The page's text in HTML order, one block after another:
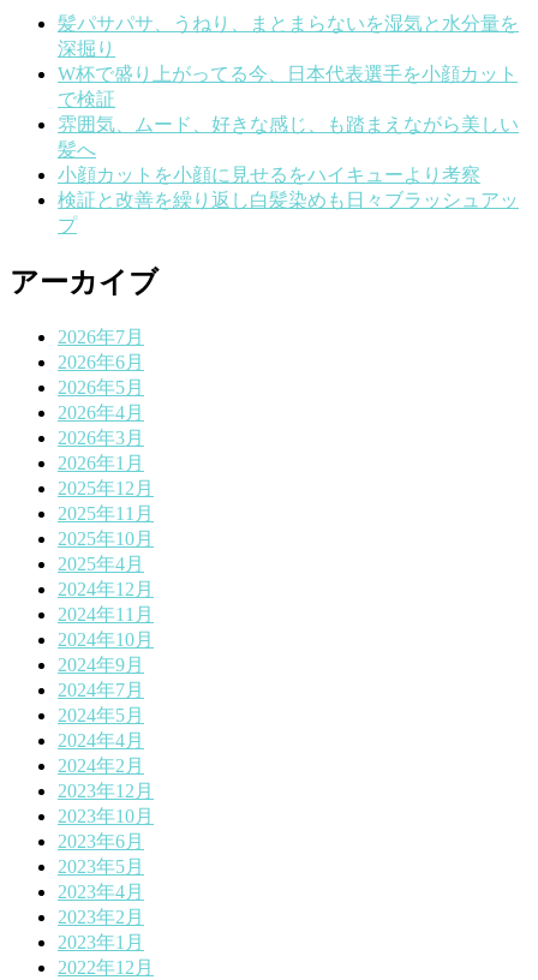
髪パサパサ、うねり、まとまらないを湿気と水分量を
深掘り
W杯で盛り上がってる今、日本代表選手を小顔カット
で検証
雰囲気、ムード、好きな感じ、も踏まえながら美しい
髪へ
小顔カットを小顔に見せるをハイキューより考察
検証と改善を繰り返し白髪染めも日々ブラッシュアッ
プ
アーカイブ
2026年7月
2026年6月
2026年5月
2026年4月
2026年3月
2026年1月
2025年12月
2025年11月
2025年10月
2025年4月
2024年12月
2024年11月
2024年10月
2024年9月
2024年7月
2024年5月
2024年4月
2024年2月
2023年12月
2023年10月
2023年6月
2023年5月
2023年4月
2023年2月
2023年1月
2022年12月